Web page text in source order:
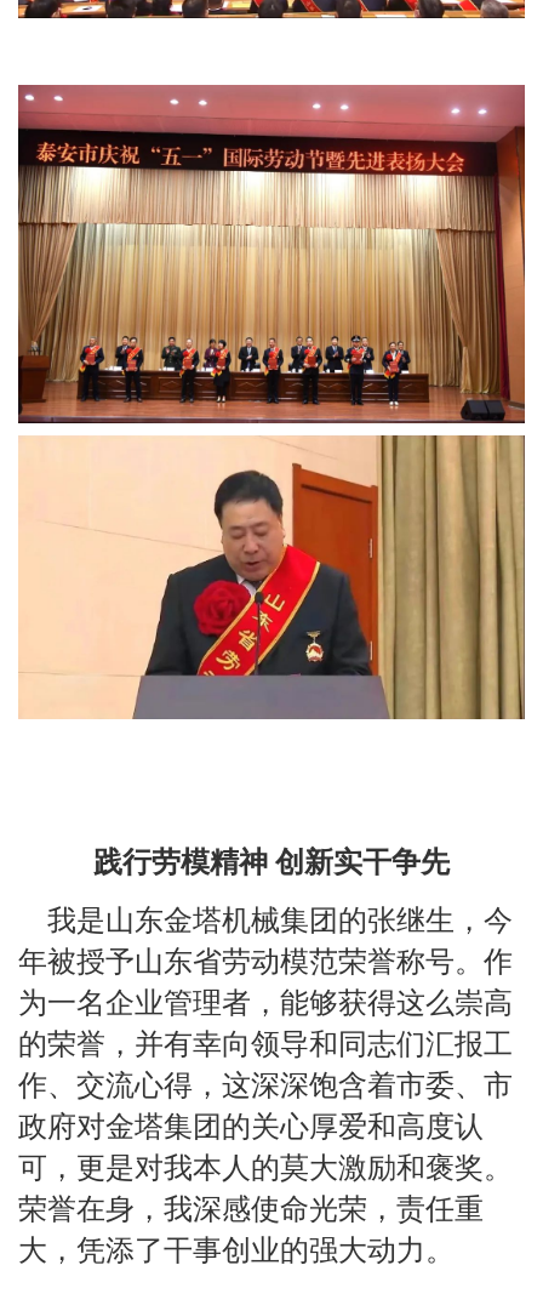
践行劳模精神 创新实干争先
我是山东金塔机械集团的张继生，今
年被授予山东省劳动模范荣誉称号。作
为一名企业管理者，能够获得这么崇高
的荣誉，并有幸向领导和同志们汇报工
作、交流心得，这深深饱含着市委、市
政府对金塔集团的关心厚爱和高度认
可，更是对我本人的莫大激励和褒奖。
荣誉在身，我深感使命光荣，责任重
大，凭添了干事创业的强大动力。